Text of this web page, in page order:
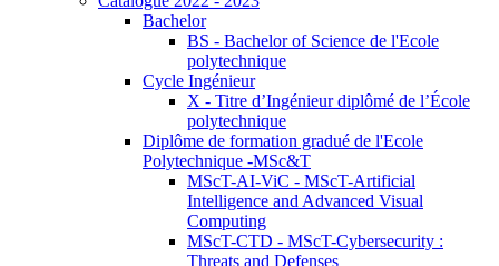
Bachelor
BS - Bachelor of Science de l'Ecole
polytechnique
Cycle Ingénieur
X - Titre d’Ingénieur diplômé de l’École
polytechnique
Diplôme de formation gradué de l'Ecole
Polytechnique -MSc&T
MScT-AI-ViC - MScT-Artificial
Intelligence and Advanced Visual
Computing
MScT-CTD - MScT-Cybersecurity :
Threats and Defenses